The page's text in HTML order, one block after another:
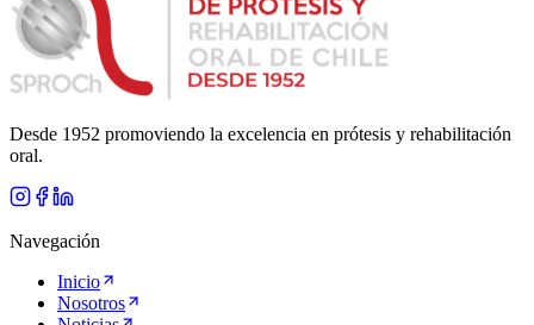
Desde 1952 promoviendo la excelencia en prótesis y rehabilitación
oral.
Navegación
Inicio
Nosotros